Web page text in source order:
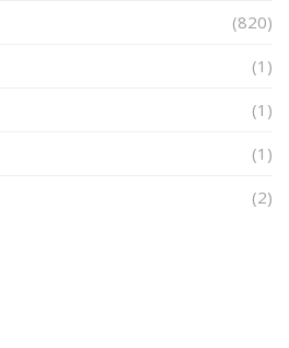
(820)
(1)
(1)
(1)
(2)